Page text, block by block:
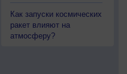
Как запуски космических
ракет влияют на
атмосферу?